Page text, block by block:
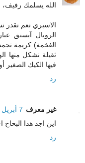
الله يسلمك رفيف،
الاسبري نعم نقدر
الرويال آيسنق
الفخمة) كريمة
ثقيلة نشكل منها
فيها الكيك الصغير
رد
غير معرف 7 أبريل 2012 في 5:51 م
اين اجد هذا البخاخ
رد